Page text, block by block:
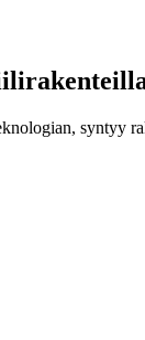
syntyy